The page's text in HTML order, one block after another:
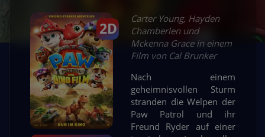
2D
Carter Young, Hayden
Chamberlen und
Mckenna Grace in einem
Film von Cal Brunker
Nach einem
geheimnisvollen Sturm
stranden die Welpen der
Paw Patrol und ihr
Freund Ryder auf einer